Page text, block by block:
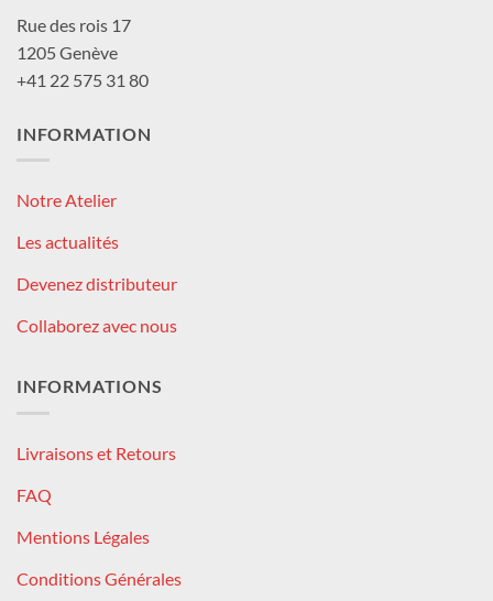
Rue des rois 17
1205 Genève
+41 22 575 31 80
INFORMATION
Notre Atelier
Les actualités
Devenez distributeur
Collaborez avec nous
INFORMATIONS
Livraisons et Retours
FAQ
Mentions Légales
Conditions Générales